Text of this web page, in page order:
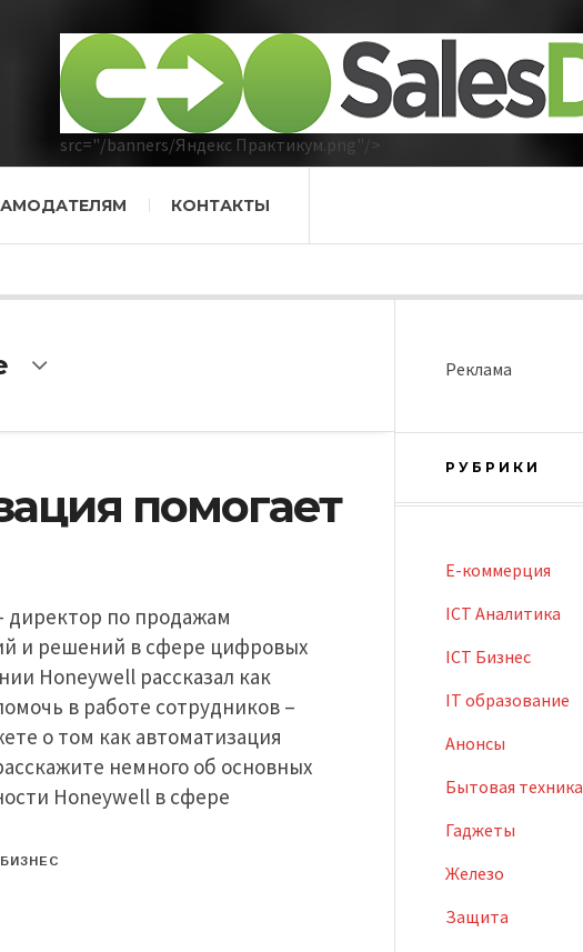
src="/banners/Яндекс Практикум.png"/>
КОНТАКТЫ
помогает
директор по продажам
и решений в сфере цифровых
Honeywell рассказал как
в работе сотрудников –
о том как автоматизация
немного об основных
Honeywell в сфере
БИЗНЕС
Реклама
РУБРИКИ
E-коммерция
ICT Аналитика
ICT Бизнес
IT образование
Анонсы
Бытовая техника
Гаджеты
Железо
Защита